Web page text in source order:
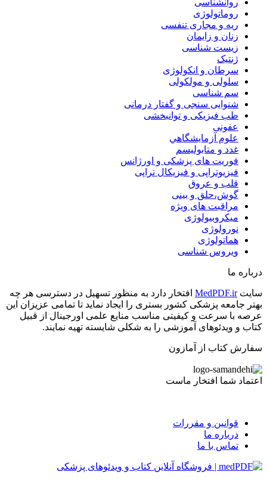
روماتولوژی
ریه و مجاری تنفسی
زنان و زایمان
زیست شناسی
ژنتیک
سرطان و انکولوژی
سلولی و مولکولی
سم شناسی
شنوایی سنجی و گفتار درمانی
طب فیزیکی و توانبخشی
عفونی
علوم آزمايشگاهي
غدد و متابولیسم
فوریت های پزشکی و اورژانس
فیزیوتراپی و فیزیکال تراپی
قلب و عروق
گوش،حلق و بینی
مراقبت های ویژه
میکروبیولوژی
نورولوژی
هماتولوژی
ویروس شناسی
درباره ما
سایتMedPDF.ir افتخار دارد به منظور تسهیل در دسترسی هر چه
بهتر جامعه پزشکی کشور بستری را ایجاد نماید تا تمامی عزیزان این
عرصه با سرعت و کیفیتی مناسب منایع علمی اورجینال از قبیل
کتاب و ویدئوهای آموزشی را به شکلی شایسته تهیه نمایند.
سفارش کتاب از آمازون
اعتماد شما افتخار ماست
قوانین و مقررات
درباره ما
تماس با ما